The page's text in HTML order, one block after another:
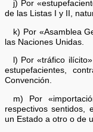
j) Por
de las Listas I y II,
k) Por «Asamblea
las Naciones Unidas.
l) Por «tráfico
estupefacientes,
Convención.
m) Por
respectivos sentidos,
un Estado a otro o de